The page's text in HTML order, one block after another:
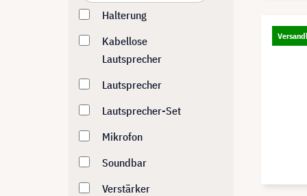
Yamaha
Halterung
Kabellose
Lautsprecher
Lautsprecher
Lautsprecher-Set
Mikrofon
Soundbar
Verstärker